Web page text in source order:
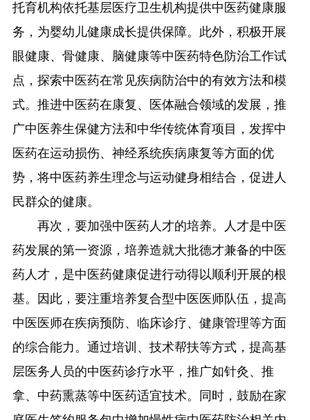
托育机构依托基层医疗卫生机构提供中医药健康服
务，为婴幼儿健康成长提供保障。此外，积极开展
眼健康、骨健康、脑健康等中医药特色防治工作试
点，探索中医药在常见疾病防治中的有效方法和模
式。推进中医药在康复、医体融合领域的发展，推
广中医养生保健方法和中华传统体育项目，发挥中
医药在运动损伤、神经系统疾病康复等方面的优
势，将中医药养生理念与运动健身相结合，促进人
民群众的健康。
再次，要加强中医药人才的培养。人才是中医
药发展的第一资源，培养造就大批德才兼备的中医
药人才，是中医药健康促进行动得以顺利开展的根
基。因此，要注重培养复合型中医医师队伍，提高
中医医师在疾病预防、临床诊疗、健康管理等方面
的综合能力。通过培训、技术帮扶等方式，提高基
层医务人员的中医药诊疗水平，推广如针灸、推
拿、中药熏蒸等中医药适宜技术。同时，鼓励在家